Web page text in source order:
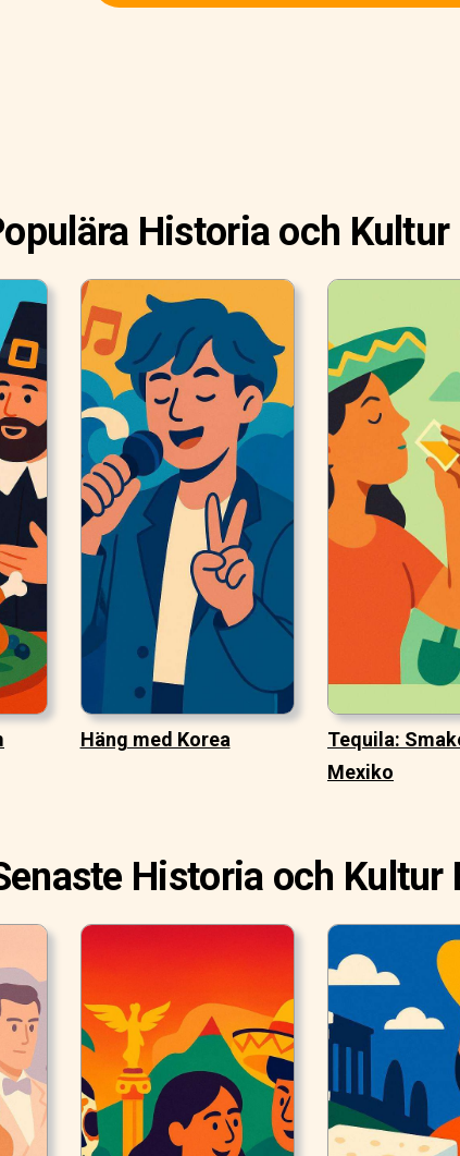
Historia och
Häng med Korea
Tequila:
Mexiko
Historia och Kultur